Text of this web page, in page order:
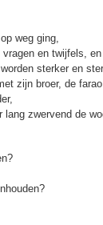
weg ging,
en twijfels, en
sterker en
zijn broer, de
zwervend de